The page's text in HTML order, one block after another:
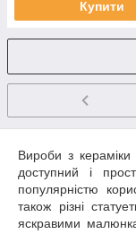
Купити
Вироби з
доступний і
популярністю
також різні
яскравими